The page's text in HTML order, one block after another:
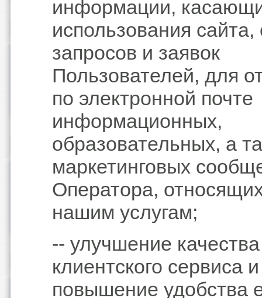
информации,
использования сайта,
запросов и заявок
Пользователей, для
по электронной почте
информационных,
образовательных, а
маркетинговых
Оператора,
нашим услугам;
-- улучшение
клиентского сервиса и
повышение удобства